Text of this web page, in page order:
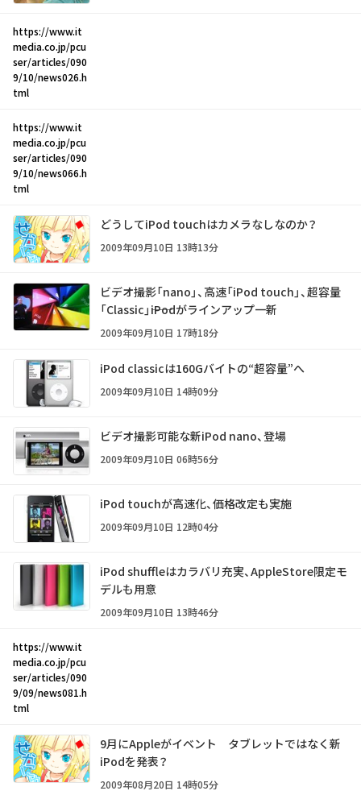
https://www.it
media.co.jp/pcu
ser/articles/090
9/10/news026.h
tml
https://www.it
media.co.jp/pcu
ser/articles/090
9/10/news066.h
tml
どうしてiPod touchはカメラなしなのか？
2009年09月10日 13時13分
ビデオ撮影「nano」、高速「iPod touch」、超容量
「Classic」――iPodがラインアップ一新
2009年09月10日 17時18分
iPod classicは160Gバイトの“超容量”へ
2009年09月10日 14時09分
ビデオ撮影可能な新iPod nano、登場
2009年09月10日 06時56分
iPod touchが高速化、価格改定も実施
2009年09月10日 12時04分
iPod shuffleはカラバリ充実、AppleStore限定モ
デルも用意
2009年09月10日 13時46分
https://www.it
media.co.jp/pcu
ser/articles/090
9/09/news081.h
tml
9月にAppleがイベント タブレットではなく新
iPodを発表？
2009年08月20日 14時05分